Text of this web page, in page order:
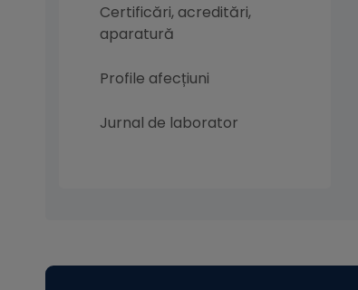
Certificări, acreditări,
aparatură
Profile afecțiuni
Jurnal de laborator